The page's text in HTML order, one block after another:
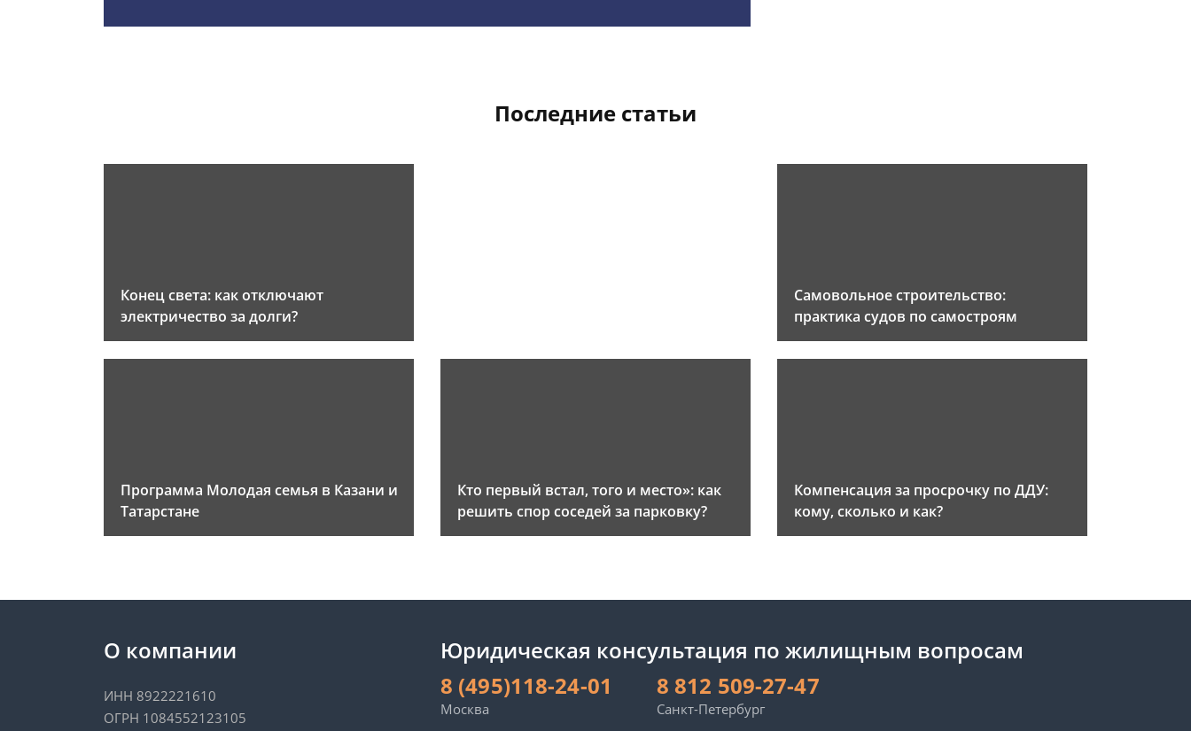
Последние статьи
Конец света: как отключают
электричество за долги?
Самовольное строительство:
практика судов по самостроям
Программа Молодая семья в Казани и
Татарстане
Кто первый встал, того и место»: как
решить спор соседей за парковку?
Компенсация за просрочку по ДДУ:
кому, сколько и как?
О компании
ИНН 8922221610
ОГРН 1084552123105
Юридическая консультация по жилищным вопросам
8 (495)118-24-01
Москва
8 812 509-27-47
Санкт-Петербург